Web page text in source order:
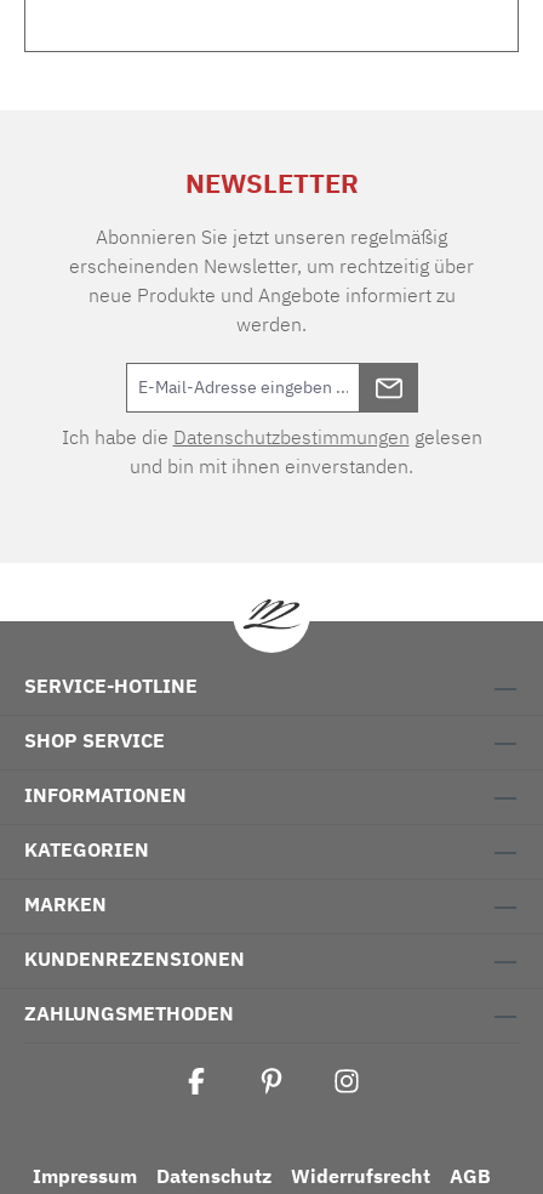
NEWSLETTER
Abonnieren Sie jetzt unseren regelmäßig
erscheinenden Newsletter, um rechtzeitig über
neue Produkte und Angebote informiert zu
werden.
Ich habe die Datenschutzbestimmungen gelesen
und bin mit ihnen einverstanden.
SERVICE-HOTLINE
SHOP SERVICE
INFORMATIONEN
KATEGORIEN
MARKEN
KUNDENREZENSIONEN
ZAHLUNGSMETHODEN
Impressum Datenschutz Widerrufsrecht AGB